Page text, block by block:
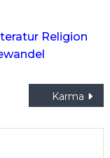
Religion
Karma